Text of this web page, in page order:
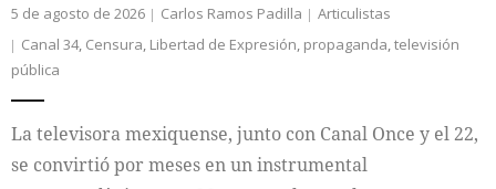
5 de agosto de 2026 Carlos Ramos Padilla
Articulistas
Canal 34, Censura, Libertad de Expresión, propaganda,televisión
pública
La televisora mexiquense, junto con Canal Once y el 22,
se convirtió por meses en un instrumental